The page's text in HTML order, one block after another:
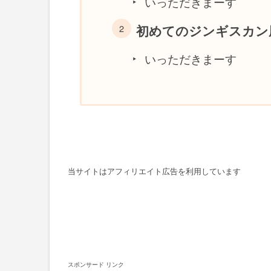
いっただきまーす
初めてのジンギスカ
いっただきまーす
当サイトはアフィリエイト広告を利用しています
スポンサード リンク